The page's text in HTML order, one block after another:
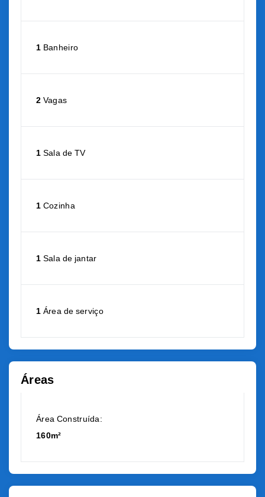
1 Banheiro
2 Vagas
1 Sala de TV
1 Cozinha
1 Sala de jantar
1 Área de serviço
Áreas
Área Construída:
160m²